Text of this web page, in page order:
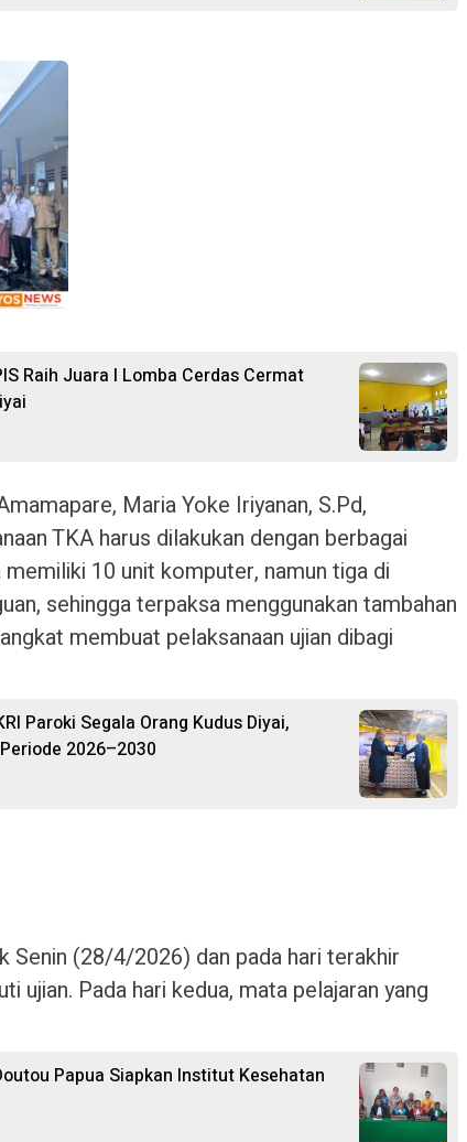
Raih Juara I Lomba Cerdas Cermat
Maria Yoke Iriyanan, S.Pd,
TKA harus dilakukan dengan berbagai
memiliki 10 unit komputer, namun tiga di
sehingga terpaksa menggunakan tambahan
membuat pelaksanaan ujian dibagi
Paroki Segala Orang Kudus Diyai,
2026–2030
Senin (28/4/2026) dan pada hari terakhir
ujian. Pada hari kedua, mata pelajaran yang
Papua Siapkan Institut Kesehatan